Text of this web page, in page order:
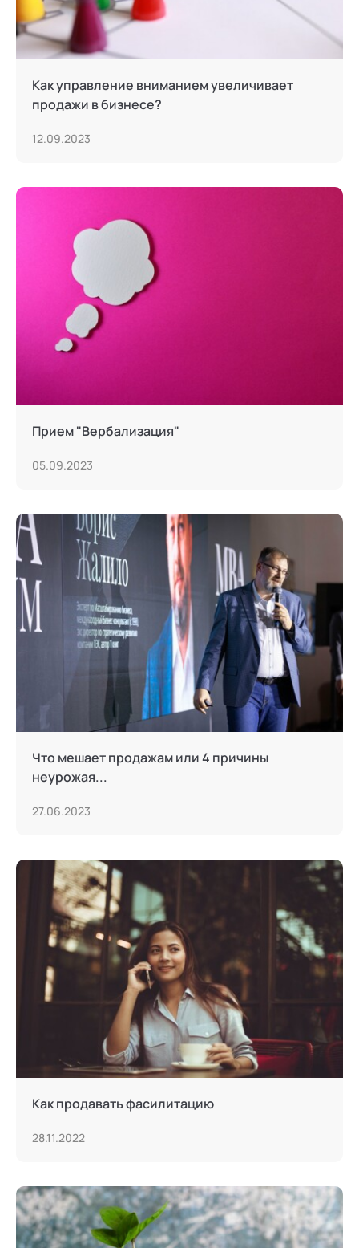
Как управление вниманием увеличивает
продажи в бизнесе?
12.09.2023
Прием "Вербализация"
05.09.2023
Что мешает продажам или 4 причины
неурожая...
27.06.2023
Как продавать фасилитацию
28.11.2022